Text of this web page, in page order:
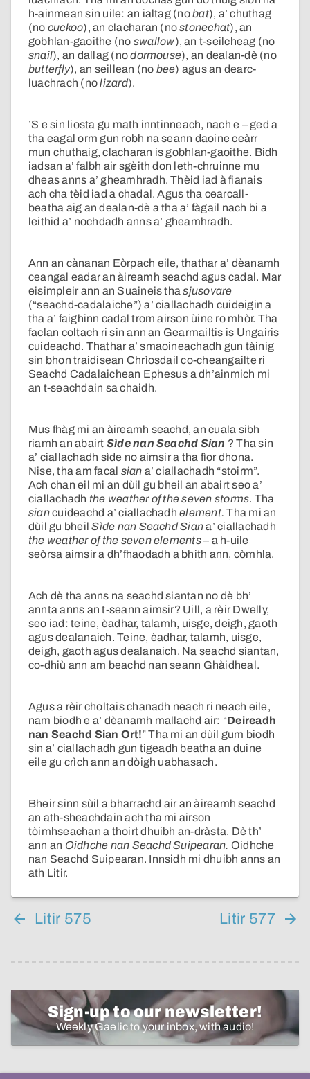
h-ainmean sin uile: an ialtag (nobat), a’ chuthag
(no cuckoo), an clacharan (nostonechat), an
gobhlan-gaoithe (no swallow), an t-seilcheag (no
snail), an dallag (nodormouse), an dealan-dè (no
butterfly), an seillean (no bee) agus an dearc-
luachrach (nolizard).
’S e sin liosta gu math inntinneach, nach e – ged a
tha eagal orm gun robh na seann daoine ceàrr
mun chuthaig, clacharan is gobhlan-gaoithe. Bidh
iadsan a’ falbh air sgèith don leth-chruinne mu
dheas anns a’ gheamhradh. Thèid iad à fianais
ach cha tèid iad a chadal. Agus tha cearcall-
beatha aig an dealan-dè a tha a’ fàgail nach bi a
leithid a’ nochdadh anns a’ gheamhradh.
Ann an cànanan Eòrpach eile, thathar a’ dèanamh
ceangal eadar an àireamh seachd agus cadal. Mar
eisimpleir ann an Suaineis thasjusovare
(“seachd-cadalaiche”) a’ ciallachadh cuideigin a
tha a’ faighinn cadal trom airson ùine ro mhòr. Tha
faclan coltach ri sin ann an Gearmailtis is Ungairis
cuideachd. Thathar a’ smaoineachadh gun tàinig
sin bhon traidisean Chrìosdail co-cheangailte ri
Seachd Cadalaichean Ephesus a dh’ainmich mi
an t-seachdain sa chaidh.
Mus fhàg mi an àireamh seachd, an cuala sibh
riamh an abairt Sìde nan Seachd Sian ? Tha sin
a’ ciallachadh sìde no aimsir a tha fìor dhona.
Nise, tha am facal sian a’ ciallachadh “stoirm”.
Ach chan eil mi an dùil gu bheil an abairt seo a’
ciallachadh the weather of the seven storms. Tha
siancuideachd a’ ciallachadhelement. Tha mi an
dùil gu bheilSìde nan Seachd Siana’ ciallachadh
the weather of the seven elements– a h-uile
seòrsa aimsir a dh’fhaodadh a bhith ann, còmhla.
Ach dè tha anns na seachd siantan no dè bh’
annta anns an t-seann aimsir? Uill, a rèir Dwelly,
seo iad: teine, èadhar, talamh, uisge, deigh, gaoth
agus dealanaich. Teine, èadhar, talamh, uisge,
deigh, gaoth agus dealanaich. Na seachd siantan,
co-dhiù ann am beachd nan seann Ghàidheal.
Agus a rèir choltais chanadh neach ri neach eile,
nam biodh e a’ dèanamh mallachd air: “Deireadh
nan Seachd Sian Ort!” Tha mi an dùil gum biodh
sin a’ ciallachadh gun tigeadh beatha an duine
eile gu crìch ann an dòigh uabhasach.
Bheir sinn sùil a bharrachd air an àireamh seachd
an ath-sheachdain ach tha mi airson
tòimhseachan a thoirt dhuibh an-dràsta. Dè th’
ann an Oidhche nan Seachd Suipearan. Oidhche
nan Seachd Suipearan. Innsidh mi dhuibh anns an
ath Litir.
Litir 575 Litir 577
Sign-up to our newsletter!
Weekly Gaelic to your inbox, with audio!